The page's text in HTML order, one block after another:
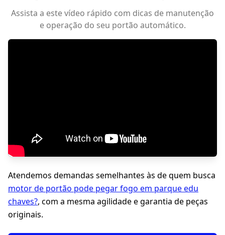
Assista a este vídeo rápido com dicas de manutenção
e operação do seu portão automático.
Atendemos demandas semelhantes às de quem busca
motor de portão pode pegar fogo em parque edu
chaves?, com a mesma agilidade e garantia de peças
originais.